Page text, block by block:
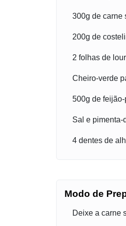
300g de carne
200g de
2 folhas de
Cheiro-verde
500g de feijão-
Sal e pimenta-
4 dentes de
Modo de
Deixe a carne